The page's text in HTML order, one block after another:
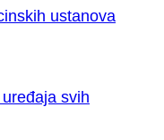
ustanova
svih